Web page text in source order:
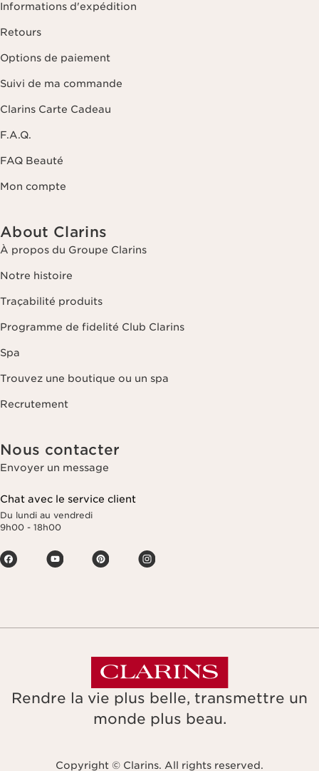
Informations d'expédition
Retours
Options de paiement
Suivi de ma commande
Clarins Carte Cadeau
F.A.Q.
FAQ Beauté
Mon compte
About Clarins
À propos du Groupe Clarins
Notre histoire
Traçabilité produits
Programme de fidelité Club Clarins
Spa
Trouvez une boutique ou un spa
Recrutement
Nous contacter
Envoyer un message
Chat avec le service client
Du lundi au vendredi
9h00 - 18h00
Rendre la vie plus belle, transmettre un
monde plus beau.
Copyright © Clarins. All rights reserved.